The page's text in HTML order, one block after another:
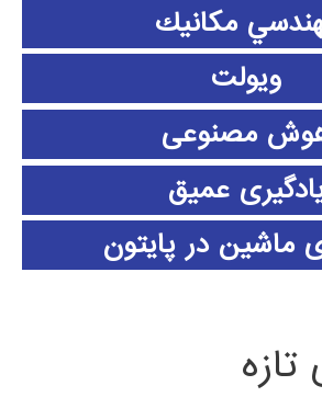
مكانيك
ویولت
مصنوعی
عمیق
ماشین در پایتون